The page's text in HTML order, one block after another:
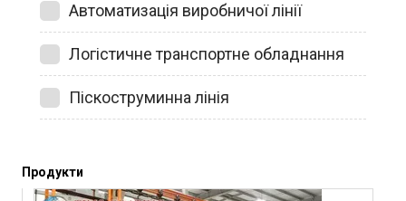
Автоматизація виробничої лінії
Логістичне транспортне обладнання
Піскоструминна лінія
Продукти